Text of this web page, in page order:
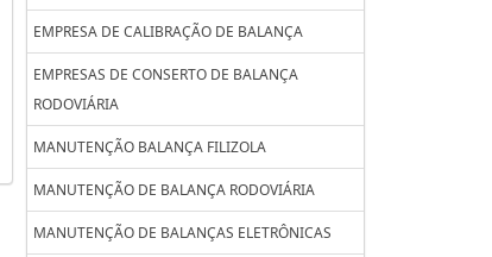
EMPRESA DE CALIBRAÇÃO DE BALANÇA
EMPRESAS DE CONSERTO DE BALANÇA
RODOVIÁRIA
MANUTENÇÃO BALANÇA FILIZOLA
MANUTENÇÃO DE BALANÇA RODOVIÁRIA
MANUTENÇÃO DE BALANÇAS ELETRÔNICAS